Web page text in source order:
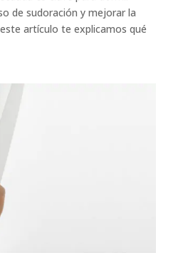
de sudoración y mejorar la
artículo te explicamos qué